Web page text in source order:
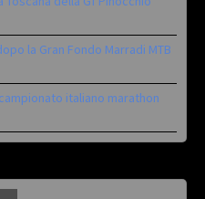
la Gran Fondo Marradi MTB
italiano marathon